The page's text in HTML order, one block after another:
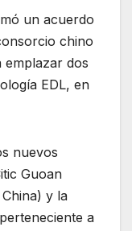
un acuerdo
chino
emplazar dos
EDL, en
nuevos
Guoan
y la
a